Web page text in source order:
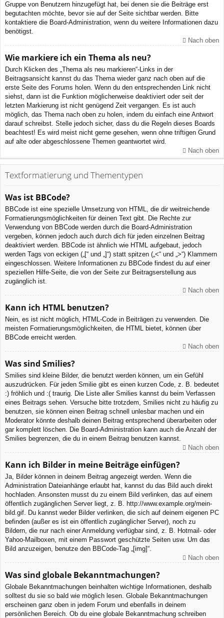
Gruppe von Benutzern hinzugefügt hat, bei denen sie die Beiträge erst
begutachten möchte, bevor sie auf der Seite sichtbar werden. Bitte
kontaktiere die Board-Administration, wenn du weitere Informationen dazu
benötigst.
Nach oben
Wie markiere ich ein Thema als neu?
Durch Klicken des „Thema als neu markieren“-Links in der
Beitragsansicht kannst du das Thema wieder ganz nach oben auf die
erste Seite des Forums holen. Wenn du den entsprechenden Link nicht
siehst, dann ist die Funktion möglicherweise deaktiviert oder seit der
letzten Markierung ist nicht genügend Zeit vergangen. Es ist auch
möglich, das Thema nach oben zu holen, indem du einfach eine Antwort
darauf schreibst. Stelle jedoch sicher, dass du die Regeln dieses Boards
beachtest! Es wird meist nicht gerne gesehen, wenn ohne triftigen Grund
auf alte oder abgeschlossene Themen geantwortet wird.
Nach oben
Textformatierung und Thementypen
Was ist BBCode?
BBCode ist eine spezielle Umsetzung von HTML, die dir weitreichende
Formatierungsmöglichkeiten für deinen Text gibt. Die Rechte zur
Verwendung von BBCode werden durch die Board-Administration
vergeben, können jedoch auch durch dich für jeden einzelnen Beitrag
deaktiviert werden. BBCode ist ähnlich wie HTML aufgebaut, jedoch
werden Tags von eckigen („[“ und „]“) statt spitzen („<“ und „>“) Klammern
eingeschlossen. Weitere Informationen zu BBCode findest du auf einer
speziellen Hilfe-Seite, die von der Seite zur Beitragserstellung aus
zugänglich ist.
Nach oben
Kann ich HTML benutzen?
Nein, es ist nicht möglich, HTML-Code in Beiträgen zu verwenden. Die
meisten Formatierungsmöglichkeiten, die HTML bietet, können über
BBCode erreicht werden.
Nach oben
Was sind Smilies?
Smilies sind kleine Bilder, die benutzt werden können, um ein Gefühl
auszudrücken. Für jeden Smilie gibt es einen kurzen Code, z. B. bedeutet
:) fröhlich und :( traurig. Die Liste aller Smilies kannst du beim Verfassen
eines Beitrags sehen. Versuche bitte trotzdem, Smilies nicht zu häufig zu
benutzen, sie können einen Beitrag schnell unlesbar machen und ein
Moderator könnte deshalb deinen Beitrag entsprechend überarbeiten oder
gar komplett löschen. Die Board-Administration kann auch die Anzahl der
Smilies begrenzen, die du in einem Beitrag benutzen kannst.
Nach oben
Kann ich Bilder in meine Beiträge einfügen?
Ja, Bilder können in deinem Beitrag angezeigt werden. Wenn die
Administration Dateianhänge erlaubt hat, kannst du das Bild auch direkt
hochladen. Ansonsten musst du zu einem Bild verlinken, das auf einem
öffentlich zugänglichen Server liegt, z. B. http://www.example.org/mein-
bild.gif. Du kannst weder Bilder verlinken, die sich auf deinem eigenen PC
befinden (außer es ist ein öffentlich zugänglicher Server), noch zu
Bildern, die nur nach einer Anmeldung verfügbar sind, z. B. Hotmail- oder
Yahoo-Mailboxen, mit einem Passwort geschützte Seiten usw. Um das
Bild anzuzeigen, benutze den BBCode-Tag „[img]“.
Nach oben
Was sind globale Bekanntmachungen?
Globale Bekanntmachungen beinhalten wichtige Informationen, deshalb
solltest du sie so bald wie möglich lesen. Globale Bekanntmachungen
erscheinen ganz oben in jedem Forum und ebenfalls in deinem
persönlichen Bereich. Ob du eine globale Bekanntmachung schreiben